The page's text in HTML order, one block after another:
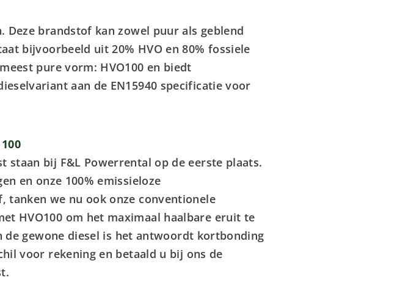
brandstof kan zowel puur als geblend
bijvoorbeeld uit 20% HVO en 80% fossiele
pure vorm: HVO100 en biedt
aan de EN15940 specificatie voor
staan bij F&L Powerrental op de eerste plaats.
en onze 100% emissieloze
we nu ook onze conventionele
HVO100 om het maximaal haalbare eruit te
gewone diesel is het antwoordt kortbonding
voor rekening en betaald u bij ons de